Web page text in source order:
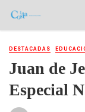
DESTACADAS
Juan de
Especial